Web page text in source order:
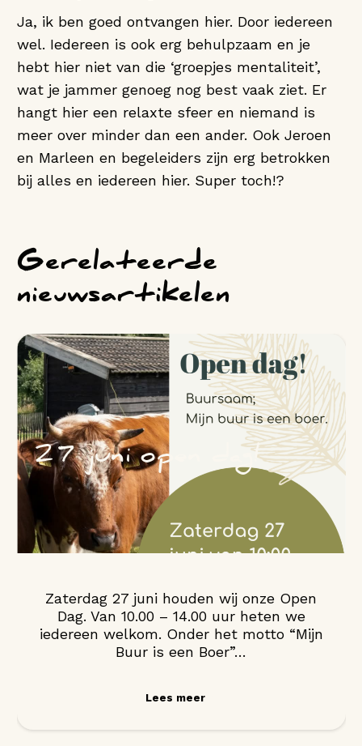
Ja, ik ben goed ontvangen hier. Door iedereen
wel. Iedereen is ook erg behulpzaam en je
hebt hier niet van die ‘groepjes mentaliteit’,
wat je jammer genoeg nog best vaak ziet. Er
hangt hier een relaxte sfeer en niemand is
meer over minder dan een ander. Ook Jeroen
en Marleen en begeleiders zijn erg betrokken
bij alles en iedereen hier. Super toch!?
Gerelateerde
nieuwsartikelen
27 juni open dag!
Zaterdag 27 juni houden wij onze Open
Dag. Van 10.00 – 14.00 uur heten we
iedereen welkom. Onder het motto “Mijn
Buur is een Boer”…
Lees meer